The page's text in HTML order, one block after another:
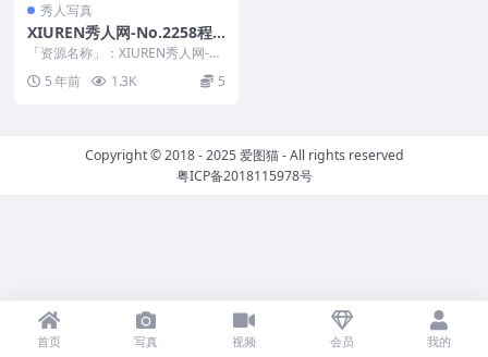
秀人写真
XIUREN秀人网-No.2258程
慧娴Phoebe[47P/126MB]
「资源名称」：XIUREN秀人网-N
o.2258程慧娴Phoebe[47P/12...
5 年前 1.3K 5
Copyright © 2018 - 2025爱图猫- All rights reserved
粤ICP备2018115978号
首页 写真 视频 会员 我的